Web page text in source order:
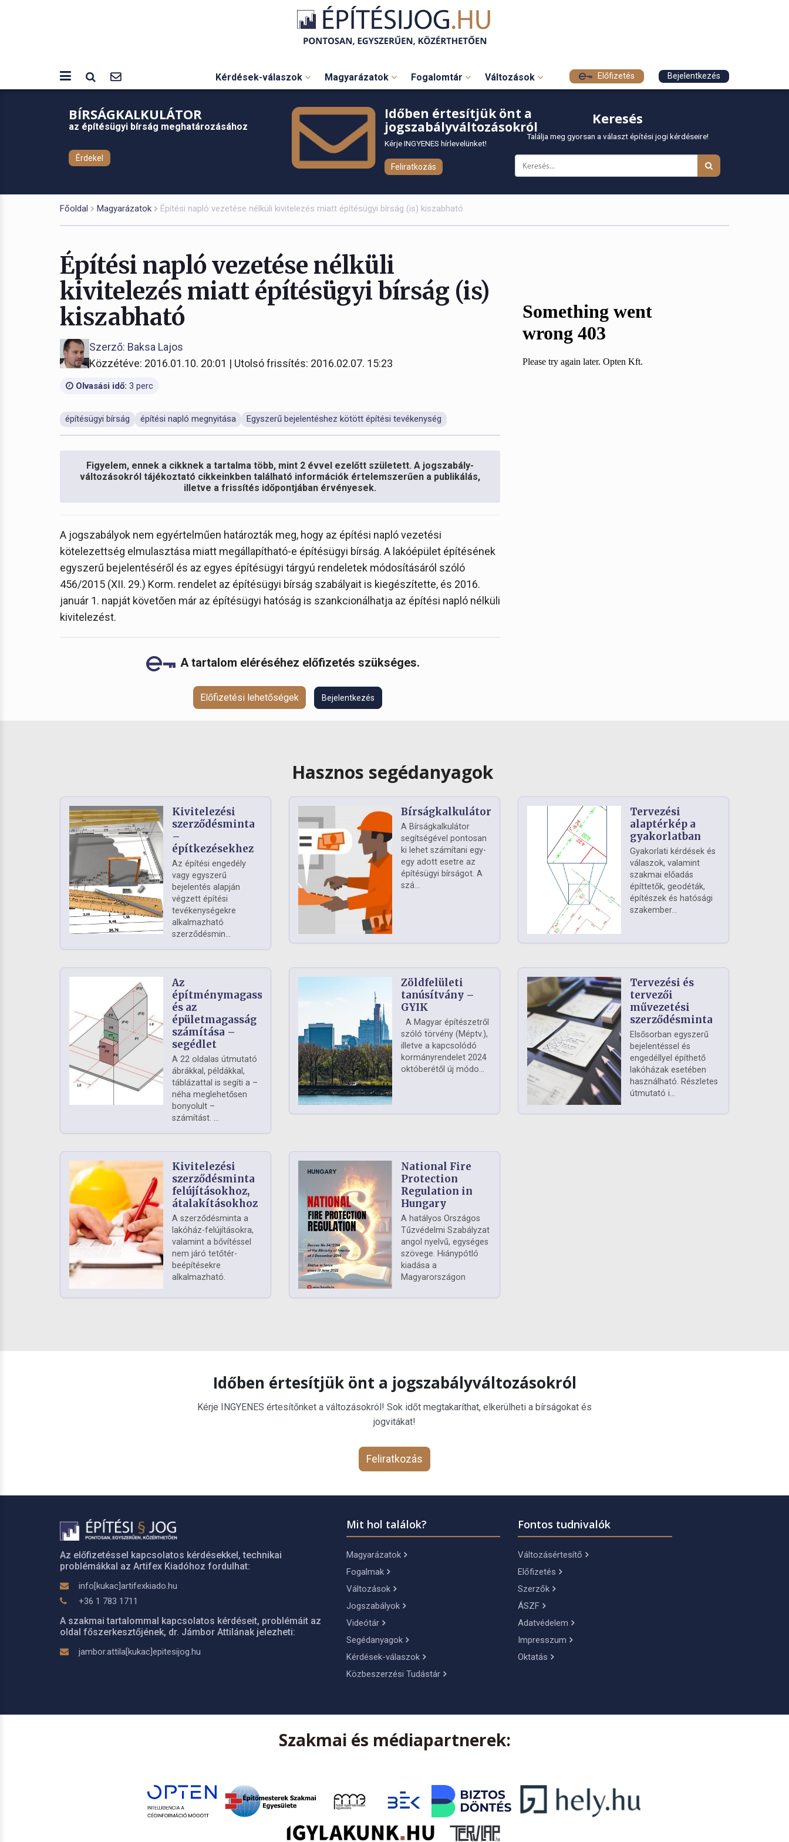
Kérdések-válaszok Magyarázatok Fogalomtár Változások Előfizetés Bejelentkezés
BÍRSÁGKALKULÁTOR
az építésügyi bírság meghatározásához
Érdekel
Időben értesítjük önt a
jogszabályváltozásokról
Kérje INGYENES hírlevelünket!
Feliratkozás
Keresés
Találja meg gyorsan a választ építési jogi kérdéseire!
Főoldal Magyarázatok Építési napló vezetése nélküli kivitelezés miatt építésügyi bírság (is) kiszabható
Építési napló vezetése nélküli
kivitelezés miatt építésügyi bírság (is)
kiszabható
Szerző: Baksa Lajos
Közzétéve: 2016.01.10. 20:01 | Utolsó frissítés: 2016.02.07. 15:23
Olvasási idő: 3 perc
építésügyi bírság építési napló megnyitása Egyszerű bejelentéshez kötött építési tevékenység
Figyelem, ennek a cikknek a tartalma több, mint 2 évvel ezelőtt született. A jogszabály-
változásokról tájékoztató cikkeinkben található információk értelemszerűen a publikálás,
illetve a frissítés időpontjában érvényesek.
A jogszabályok nem egyértelműen határozták meg, hogy az építési napló vezetési
kötelezettség elmulasztása miatt megállapítható-e építésügyi bírság. A lakóépület építésének
egyszerű bejelentéséről és az egyes építésügyi tárgyú rendeletek módosításáról szóló
456/2015 (XII. 29.) Korm. rendelet az építésügyi bírság szabályait is kiegészítette, és 2016.
január 1. napját követően már az építésügyi hatóság is szankcionálhatja az építési napló nélküli
kivitelezést.
A tartalom eléréséhez előfizetés szükséges.
Előfizetési lehetőségek Bejelentkezés
Hasznos segédanyagok
Kivitelezési
szerződésminta
–
építkezésekhez
Az építési engedély
vagy egyszerű
bejelentés alapján
végzett építési
tevékenységekre
alkalmazható
szerződésmin...
Bírságkalkulátor
A Bírságkalkulátor
segítségével pontosan
ki lehet számítani egy-
egy adott esetre az
építésügyi bírságot. A
szá...
Tervezési
alaptérkép a
gyakorlatban
Gyakorlati kérdések és
válaszok, valamint
szakmai előadás
építtetők, geodéták,
építészek és hatósági
szakember...
Az
építménymagasság
és az
épületmagasság
számítása –
segédlet
A 22 oldalas útmutató
ábrákkal, példákkal,
táblázattal is segíti a –
néha meglehetősen
bonyolult –
számítást. ...
Zöldfelületi
tanúsítvány –
GYIK
A Magyar építészetről
szóló törvény (Méptv.),
illetve a kapcsolódó
kormányrendelet 2024
októberétől új módo...
Tervezési és
tervezői
művezetési
szerződésminta
Elsősorban egyszerű
bejelentéssel és
engedéllyel építhető
lakóházak esetében
használható. Részletes
útmutató i...
Kivitelezési
szerződésminta
felújításokhoz,
átalakításokhoz
A szerződésminta a
lakóház-felújításokra,
valamint a bővítéssel
nem járó tetőtér-
beépítésekre
alkalmazható.
National Fire
Protection
Regulation in
Hungary
A hatályos Országos
Tűzvédelmi Szabályzat
angol nyelvű, egységes
szövege. Hiánypótló
kiadása a
Magyarországon
Időben értesítjük önt a jogszabályváltozásokról
Kérje INGYENES értesítőnket a változásokról! Sok időt megtakaríthat, elkerülheti a bírságokat és
jogvitákat!
Feliratkozás
Az előfizetéssel kapcsolatos kérdésekkel, technikai
problémákkal az Artifex Kiadóhoz fordulhat:
info[kukac]artifexkiado.hu
+36 1 783 1711
A szakmai tartalommal kapcsolatos kérdéseit, problémáit az
oldal főszerkesztőjének, dr. Jámbor Attilának jelezheti:
jambor.attila[kukac]epitesijog.hu
Mit hol találok?
Magyarázatok
Fogalmak
Változások
Jogszabályok
Videótár
Segédanyagok
Kérdések-válaszok
Közbeszerzési Tudástár
Fontos tudnivalók
Változásértesítő
Előfizetés
Szerzők
ÁSZF
Adatvédelem
Impresszum
Oktatás
Szakmai és médiapartnerek: